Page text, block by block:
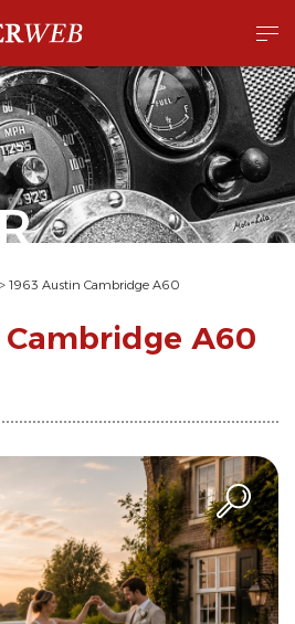
> 1963 Austin Cambridge A60
Cambridge A60